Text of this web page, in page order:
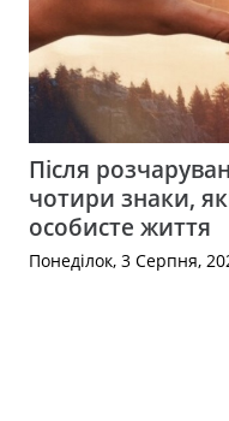
Після
чотири знаки,
особисте життя
Понеділок, 3 Серпня,